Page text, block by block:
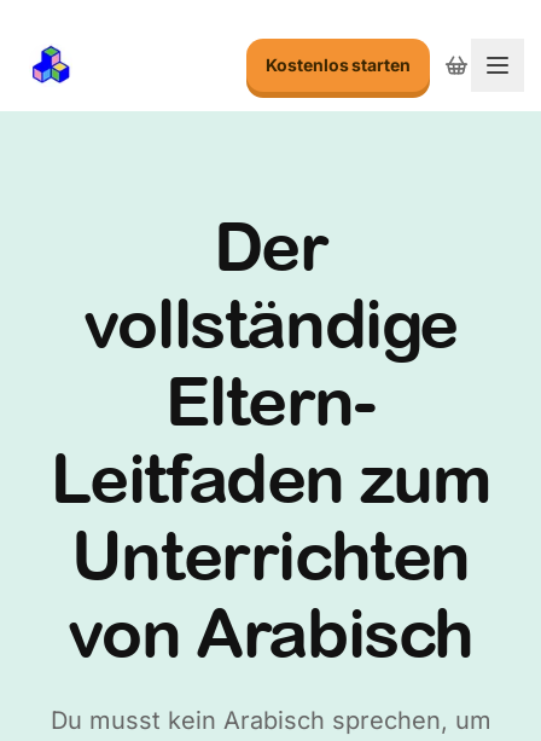
Kostenlos starten
Der
vollständige
Eltern-
Leitfaden zum
Unterrichten
von Arabisch
Du musst kein Arabisch sprechen, um